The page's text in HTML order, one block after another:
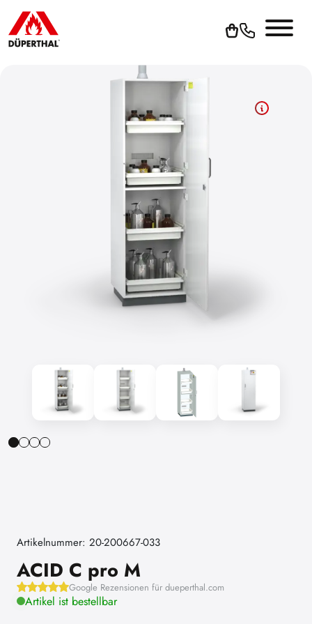
Artikelnummer: 20-200667-033
ACID C pro M
Google Rezensionen für dueperthal.com
Artikel ist bestellbar